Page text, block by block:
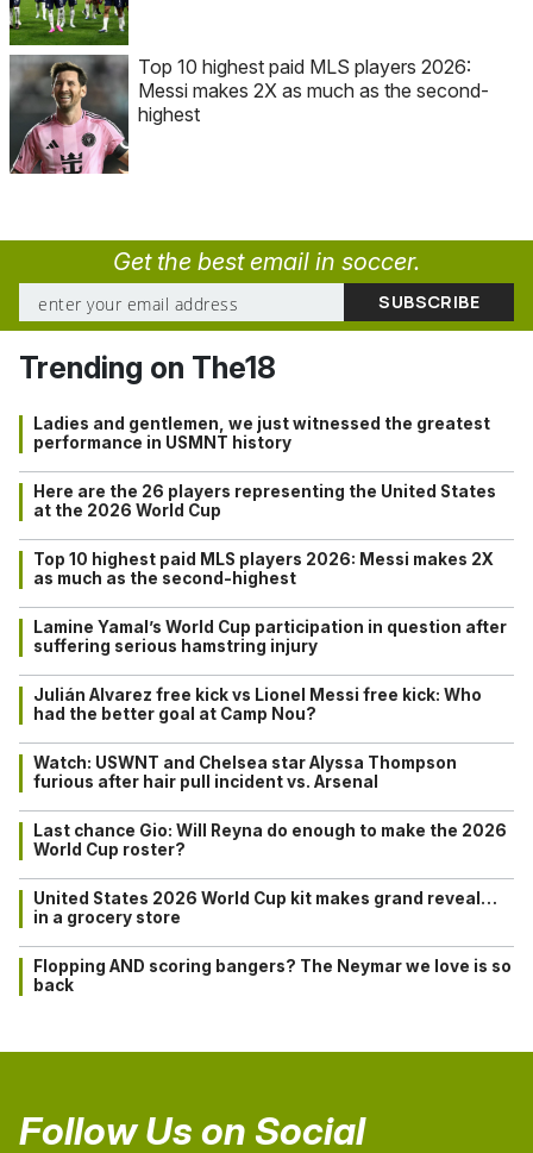
Top 10 highest paid MLS players 2026:
Messi makes 2X as much as the second-
highest
Get the best email in soccer.
Trending on The18
Ladies and gentlemen, we just witnessed the greatest
performance in USMNT history
Here are the 26 players representing the United States
at the 2026 World Cup
Top 10 highest paid MLS players 2026: Messi makes 2X
as much as the second-highest
Lamine Yamal’s World Cup participation in question after
suffering serious hamstring injury
Julián Alvarez free kick vs Lionel Messi free kick: Who
had the better goal at Camp Nou?
Watch: USWNT and Chelsea star Alyssa Thompson
furious after hair pull incident vs. Arsenal
Last chance Gio: Will Reyna do enough to make the 2026
World Cup roster?
United States 2026 World Cup kit makes grand reveal…
in a grocery store
Flopping AND scoring bangers? The Neymar we love is so
back
Follow Us on Social